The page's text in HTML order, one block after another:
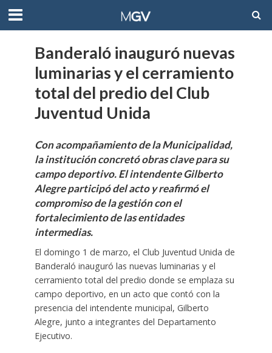
Banderaló inauguró nuevas
luminarias y el cerramiento
total del predio del Club
Juventud Unida
Con acompañamiento de la Municipalidad,
la institución concretó obras clave para su
campo deportivo. El intendente Gilberto
Alegre participó del acto y reafirmó el
compromiso de la gestión con el
fortalecimiento de las entidades
intermedias.
El domingo 1 de marzo, el Club Juventud Unida de
Banderaló inauguró las nuevas luminarias y el
cerramiento total del predio donde se emplaza su
campo deportivo, en un acto que contó con la
presencia del intendente municipal, Gilberto
Alegre, junto a integrantes del Departamento
Ejecutivo.